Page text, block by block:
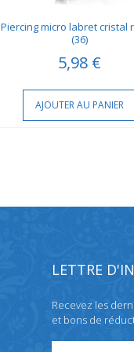
Piercing micro labret cristal
(36)
5,98 €
AJOUTER AU PANIER
LETTRE
Recevez les
et bons de